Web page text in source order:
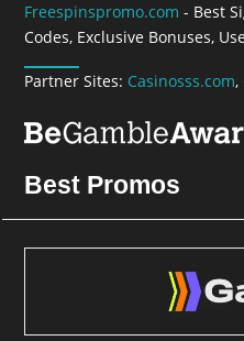
Freespinspromo.com - Best
Codes, Exclusive Bonuses,
Partner Sites: Casinosss.com,
Best Promos